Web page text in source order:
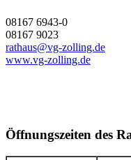
08167 6943-0
08167 9023
rathaus@vg-zolling.de
www.vg-zolling.de
Öffnungszeiten des